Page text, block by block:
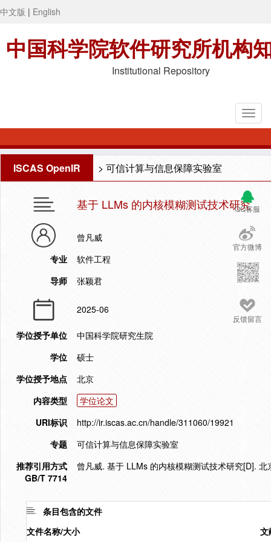
中文版 | English
中国科学院软件研究所机构
Institutional Repository
ISCAS OpenIR > 可信计算与信息保障实验室
QQ客服
官方微博
反馈留言
基于 LLMs 的内核模糊测试技术研究
曾凡威
专业
软件工程
导师
张颖君
2025-06
学位授予单位
中国科学院研究生院
学位
硕士
学位授予地点
北京
内容类型
学位论文
URI标识
http://ir.iscas.ac.cn/handle/311060/19921
专题
可信计算与信息保障实验室
推荐引用方式
GB/T 7714
曾凡威. 基于 LLMs 的内核模糊测试技术研究[D].
条目包含的文件
文件名称/大小
文